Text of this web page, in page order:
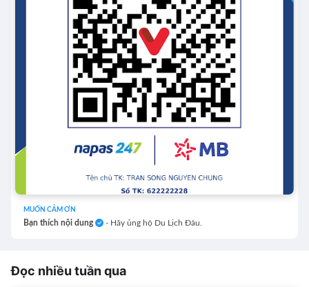
MUỐN CẢM ƠN
Bạn thích nội dung - Hãy ủng hộ Du Lịch Đâu.
Đọc nhiều tuần qua